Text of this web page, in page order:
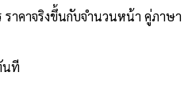
าคาจริงขึ้นกับจำนวนหน้า คู่ภาษา
นที